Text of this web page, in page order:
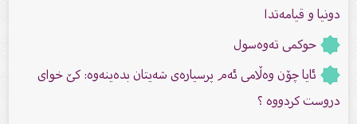
دونیا و قیامەتدا
حوكمى تەوەسول
ئایا چۆن وەڵامی ئەم پرسیارەی شەیتان بدەینەوە: كێ‌ خوای
دروست كردووە ؟‏